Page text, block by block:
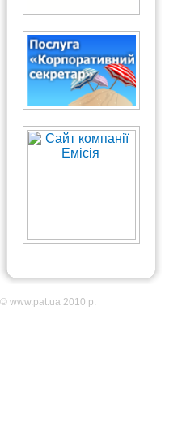
© www.pat.ua 2010 р.